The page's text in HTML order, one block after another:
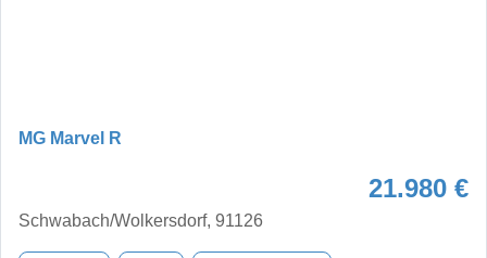
MG Marvel R
21.980 €
Schwabach/Wolkersdorf, 91126